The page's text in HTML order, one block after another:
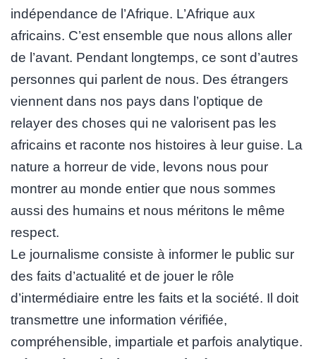
indépendance de l’Afrique. L’Afrique aux
africains. C’est ensemble que nous allons aller
de l’avant. Pendant longtemps, ce sont d’autres
personnes qui parlent de nous. Des étrangers
viennent dans nos pays dans l’optique de
relayer des choses qui ne valorisent pas les
africains et raconte nos histoires à leur guise. La
nature a horreur de vide, levons nous pour
montrer au monde entier que nous sommes
aussi des humains et nous méritons le même
respect.
Le journalisme consiste à informer le public sur
des faits d’actualité et de jouer le rôle
d’intermédiaire entre les faits et la société. Il doit
transmettre une information vérifiée,
compréhensible, impartiale et parfois analytique.